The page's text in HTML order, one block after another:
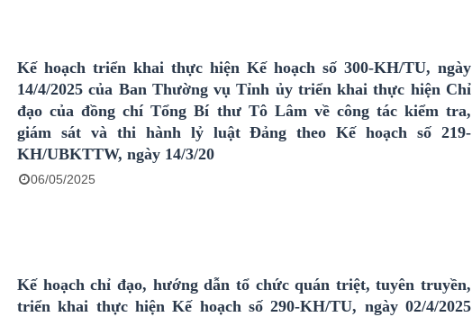
Kế hoạch triển khai thực hiện Kế hoạch số 300-KH/TU, ngày
14/4/2025 của Ban Thường vụ Tỉnh ủy triển khai thực hiện Chỉ
đạo của đồng chí Tổng Bí thư Tô Lâm về công tác kiểm tra,
giám sát và thi hành lỷ luật Đảng theo Kế hoạch số 219-
KH/UBKTTW, ngày 14/3/20
06/05/2025
Kế hoạch chỉ đạo, hướng dẫn tổ chức quán triệt, tuyên truyền,
triển khai thực hiện Kế hoạch số 290-KH/TU, ngày 02/4/2025